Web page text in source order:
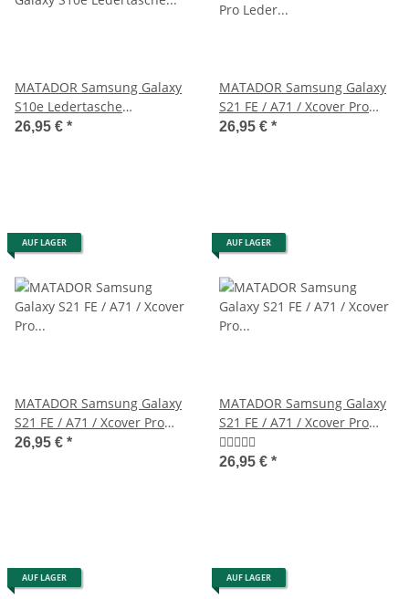
MATADOR Samsung Galaxy
S10e Ledertasche
verschließbar Schwarz
26,95 € *
MATADOR Samsung Galaxy
S21 FE / A71 / Xcover Pro
Leder Gürteltasche Braun
26,95 € *
AUF LAGER
MATADOR Samsung Galaxy
S21 FE / A71 / Xcover Pro
Leder-Tasche Braun
26,95 € *
AUF LAGER
MATADOR Samsung Galaxy
S21 FE / A71 / Xcover Pro
Leder-Tasche Schwarz
26,95 € *
AUF LAGER AUF LAGER